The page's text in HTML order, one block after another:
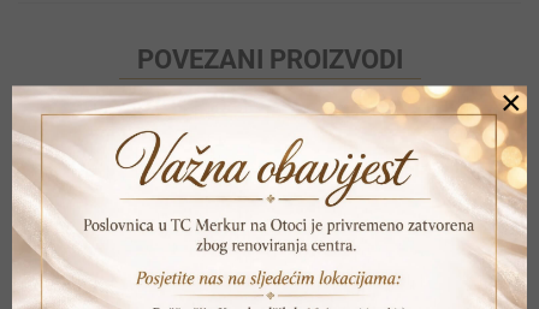
POVEZANI PROIZVODI
×